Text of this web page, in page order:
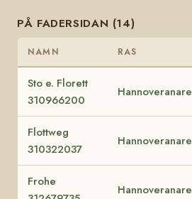
PÅ FADERSIDAN (14)
NAMN RAS
Sto e. Florett
310966200
Hannoveranare
Flottweg
310322037
Hannoveranare
Frohe
Hannoveranare